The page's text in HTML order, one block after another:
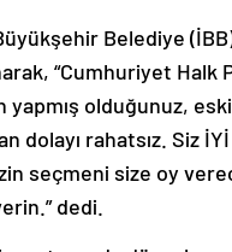
“Cumhuriyet Halk
yapmış olduğunuz,
dolayı rahatsız. Siz
seçmeni size oy
dedi.